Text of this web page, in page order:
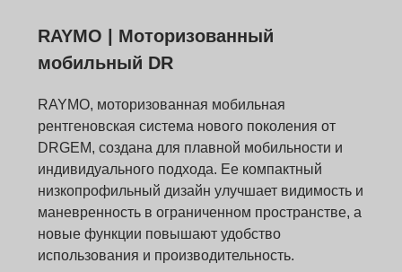
RAYMO | Моторизованный
мобильный DR
RAYMO, моторизованная мобильная
рентгеновская система нового поколения от
DRGEM, создана для плавной мобильности и
индивидуального подхода. Ее компактный
низкопрофильный дизайн улучшает видимость и
маневренность в ограниченном пространстве, а
новые функции повышают удобство
использования и производительность.